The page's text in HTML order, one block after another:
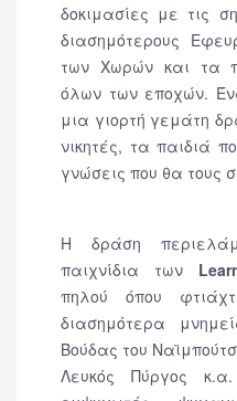
δοκιμασίες με τις
διασημότερους
των Χωρών και τα
όλων των εποχών.
μια γιορτή γεμάτη
νικητές, τα παιδιά
γνώσεις που θα τους
Η δράση
παιχνίδια των
πηλού όπου
διασημότερα
Βούδας του
Λευκός Πύργος